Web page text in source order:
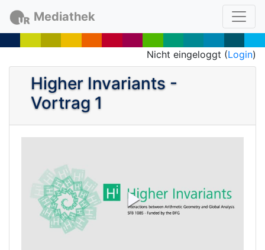
Mediathek
Nicht eingeloggt (Login)
Higher Invariants -
Vortrag 1
P